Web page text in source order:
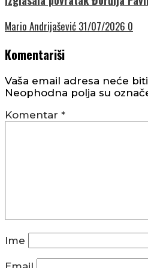
Mario Andrijašević 31/07/2026 0
Komentariši
Vaša email adresa neće
Neophodna polja su
Komentar *
Ime